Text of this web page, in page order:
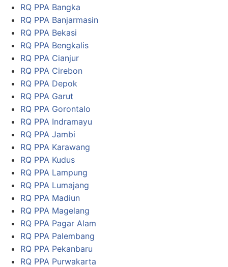
RQ PPA Bangka
RQ PPA Banjarmasin
RQ PPA Bekasi
RQ PPA Bengkalis
RQ PPA Cianjur
RQ PPA Cirebon
RQ PPA Depok
RQ PPA Garut
RQ PPA Gorontalo
RQ PPA Indramayu
RQ PPA Jambi
RQ PPA Karawang
RQ PPA Kudus
RQ PPA Lampung
RQ PPA Lumajang
RQ PPA Madiun
RQ PPA Magelang
RQ PPA Pagar Alam
RQ PPA Palembang
RQ PPA Pekanbaru
RQ PPA Purwakarta